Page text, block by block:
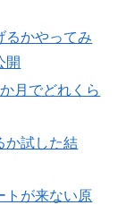
るかやってみ
開
月でどれくら
か試した結
トが来ない原